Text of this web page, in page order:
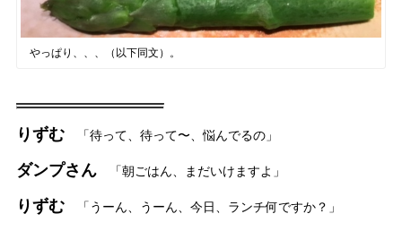
やっぱり、、、（以下同文）。
りずむ 「待って、待って〜、悩んでるの」
ダンプさん 「朝ごはん、まだいけますよ」
りずむ 「うーん、うーん、今日、ランチ何ですか？」